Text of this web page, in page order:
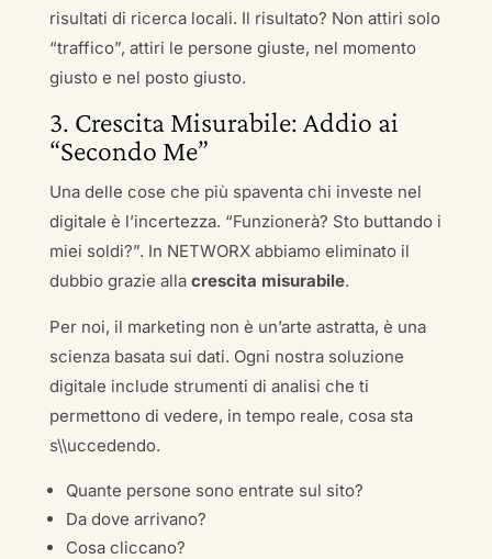
risultati di ricerca locali. Il risultato? Non attiri solo
“traffico”, attiri le persone giuste, nel momento
giusto e nel posto giusto.
3. Crescita Misurabile: Addio ai
“Secondo Me”
Una delle cose che più spaventa chi investe nel
digitale è l’incertezza. “Funzionerà? Sto buttando i
miei soldi?”. In NETWORX abbiamo eliminato il
dubbio grazie alla crescita misurabile.
Per noi, il marketing non è un’arte astratta, è una
scienza basata sui dati. Ogni nostra soluzione
digitale include strumenti di analisi che ti
permettono di vedere, in tempo reale, cosa sta
s\\uccedendo.
Quante persone sono entrate sul sito?
Da dove arrivano?
Cosa cliccano?